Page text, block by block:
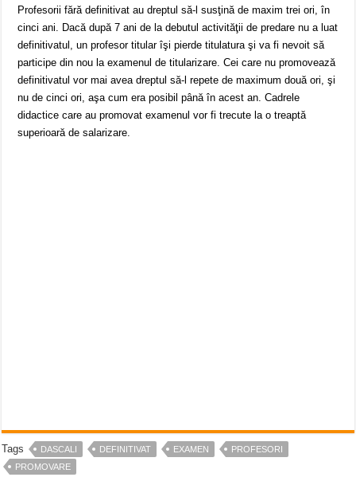
Profesorii fără definitivat au dreptul să-l susţină de maxim trei ori, în
cinci ani. Dacă după 7 ani de la debutul activităţii de predare nu a luat
definitivatul, un profesor titular îşi pierde titulatura şi va fi nevoit să
participe din nou la examenul de titularizare. Cei care nu promovează
definitivatul vor mai avea dreptul să-l repete de maximum două ori, şi
nu de cinci ori, aşa cum era posibil până în acest an. Cadrele
didactice care au promovat examenul vor fi trecute la o treaptă
superioară de salarizare.
Tags DASCALI DEFINITIVAT EXAMEN
PROFESORI
PROMOVARE